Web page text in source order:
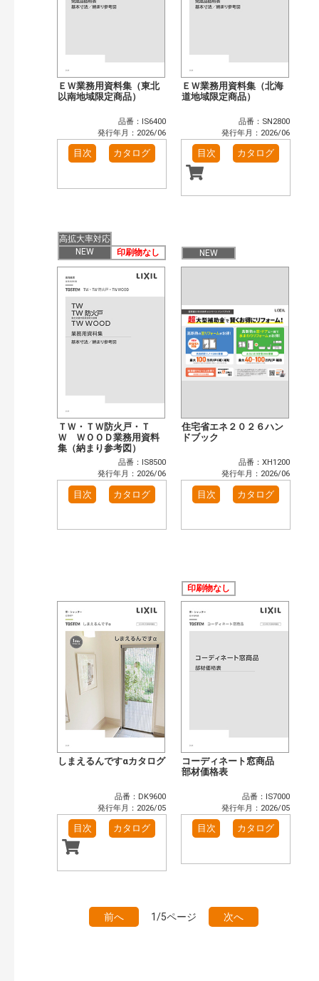
ＥＷ業務用資料集（東北
以南地域限定商品）
品番：IS6400
発行年月：2026/06
目次 カタログ
ＥＷ業務用資料集（北海
道地域限定商品）
品番：SN2800
発行年月：2026/06
目次 カタログ
高拡大率対応
NEW
印刷物なし
ＴＷ・ＴＷ防火戸・Ｔ
Ｗ ＷＯＯＤ業務用資料
集（納まり参考図）
品番：IS8500
発行年月：2026/06
目次 カタログ
NEW
住宅省エネ２０２６ハン
ドブック
品番：XH1200
発行年月：2026/06
目次 カタログ
しまえるんですαカタログ
品番：DK9600
発行年月：2026/05
目次 カタログ
印刷物なし
コーディネート窓商品
部材価格表
品番：IS7000
発行年月：2026/05
目次 カタログ
前へ 1/5ページ 次へ